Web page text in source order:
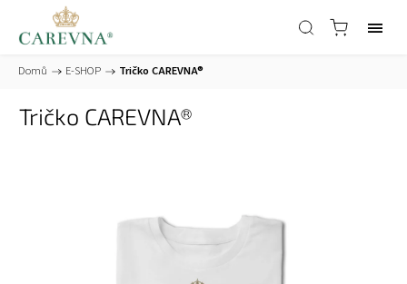
Domů / E-SHOP / Tričko CAREVNA®
Tričko CAREVNA®